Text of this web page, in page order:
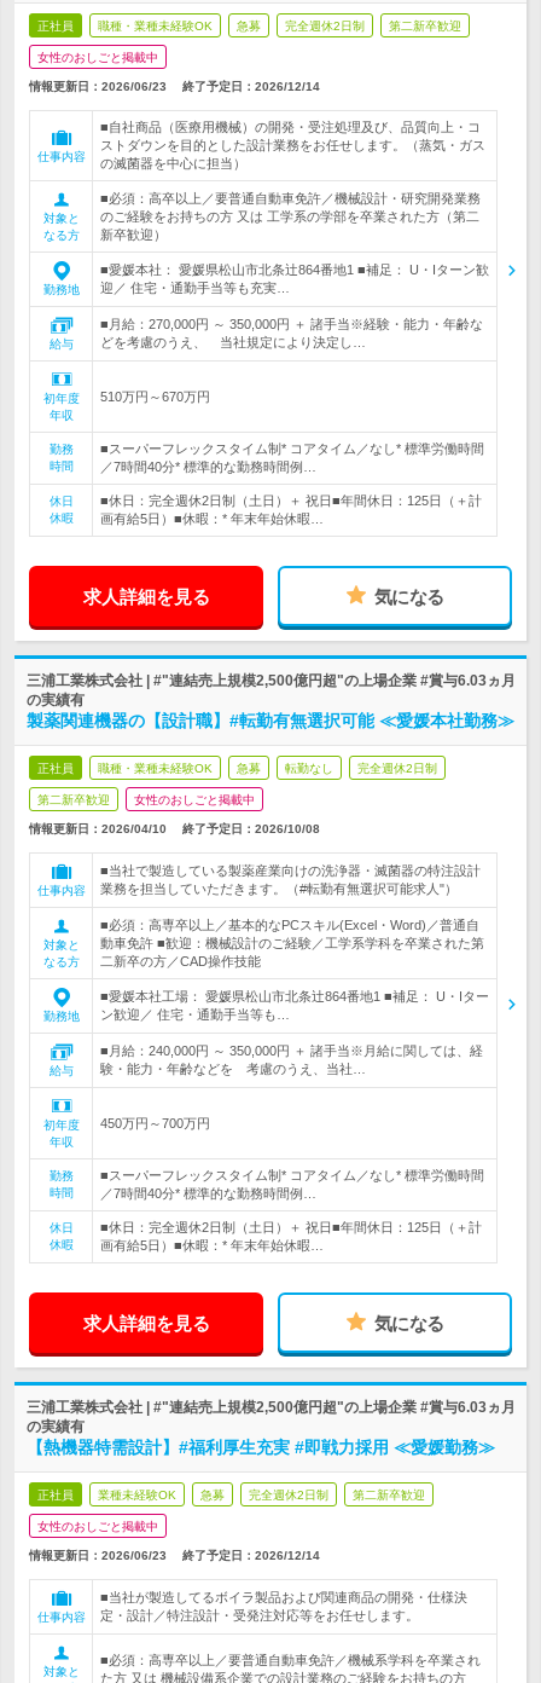
正社員 職種・業種未経験OK 急募 完全週休2日制 第二新卒歓迎
女性のおしごと掲載中
情報更新日：2026/06/23 終了予定日： 2026/12/14
仕事内容
■自社商品（医療用機械）の開発・受注処理及び、品質向上・コ
ストダウンを目的とした設計業務をお任せします。（蒸気・ガス
の滅菌器を中心に担当）
対象と
なる方
■必須：高卒以上／要普通自動車免許／機械設計・研究開発業務
のご経験をお持ちの方 又は 工学系の学部を卒業された方（第二
新卒歓迎）
勤務地
■愛媛本社： 愛媛県松山市北条辻864番地1 ■補足： U・Iターン歓
迎／ 住宅・通勤手当等も充実…
給与
■月給：270,000円 ～ 350,000円 ＋ 諸手当※経験・能力・年齢な
どを考慮のうえ、 当社規定により決定し…
初年度
年収
510万円～670万円
勤務
時間
■スーパーフレックスタイム制* コアタイム／なし* 標準労働時間
／7時間40分* 標準的な勤務時間例…
休日
休暇
■休日：完全週休2日制（土日）＋ 祝日■年間休日：125日（＋計
画有給5日）■休暇：* 年末年始休暇…
求人詳細を見る 気になる
三浦工業株式会社 | #"連結売上規模2,500億円超"の上場企業 #賞与6.03ヵ月
の実績有
製薬関連機器の【設計職】#転勤有無選択可能 ≪愛媛本社勤務≫
正社員 職種・業種未経験OK 急募 転勤なし 完全週休2日制
第二新卒歓迎 女性のおしごと掲載中
情報更新日：2026/04/10 終了予定日： 2026/10/08
仕事内容
■当社で製造している製薬産業向けの洗浄器・滅菌器の特注設計
業務を担当していただきます。（#転勤有無選択可能求人"）
対象と
なる方
■必須：高専卒以上／基本的なPCスキル(Excel・Word)／普通自
動車免許 ■歓迎：機械設計のご経験／工学系学科を卒業された第
二新卒の方／CAD操作技能
勤務地
■愛媛本社工場： 愛媛県松山市北条辻864番地1 ■補足： U・Iター
ン歓迎／ 住宅・通勤手当等も…
給与
■月給：240,000円 ～ 350,000円 ＋ 諸手当※月給に関しては、経
験・能力・年齢などを 考慮のうえ、当社…
初年度
年収
450万円～700万円
勤務
時間
■スーパーフレックスタイム制* コアタイム／なし* 標準労働時間
／7時間40分* 標準的な勤務時間例…
休日
休暇
■休日：完全週休2日制（土日）＋ 祝日■年間休日：125日（＋計
画有給5日）■休暇：* 年末年始休暇…
求人詳細を見る 気になる
三浦工業株式会社 | #"連結売上規模2,500億円超"の上場企業 #賞与6.03ヵ月
の実績有
【熱機器特需設計】#福利厚生充実 #即戦力採用 ≪愛媛勤務≫
正社員 業種未経験OK 急募 完全週休2日制 第二新卒歓迎
女性のおしごと掲載中
情報更新日：2026/06/23 終了予定日： 2026/12/14
仕事内容
■当社が製造してるボイラ製品および関連商品の開発・仕様決
定・設計／特注設計・受発注対応等をお任せします。
対象と
■必須：高専卒以上／要普通自動車免許／機械系学科を卒業され
た方 又は 機械設備系企業での設計業務のご経験をお持ちの方